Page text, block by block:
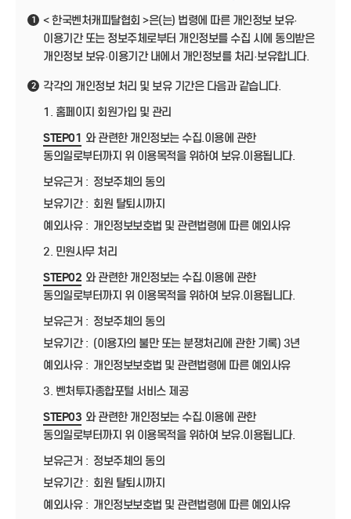
1
< 한국벤처캐피탈협회 >은(는) 법령에 따른 개인정보 보유·
이용기간 또는 정보주체로부터 개인정보를 수집 시에 동의받은
개인정보 보유·이용기간 내에서 개인정보를 처리·보유합니다.
2
각각의 개인정보 처리 및 보유 기간은 다음과 같습니다.
1. 홈페이지 회원가입 및 관리
STEP01 와 관련한 개인정보는 수집.이용에 관한
동의일로부터까지 위 이용목적을 위하여 보유.이용됩니다.
보유근거 : 정보주체의 동의
보유기간 : 회원 탈퇴시까지
예외사유 : 개인정보보호법 및 관련법령에 따른 예외사유
2. 민원사무 처리
STEP02 와 관련한 개인정보는 수집.이용에 관한
동의일로부터까지 위 이용목적을 위하여 보유.이용됩니다.
보유근거 : 정보주체의 동의
보유기간 : (이용자의 불만 또는 분쟁처리에 관한 기록) 3년
예외사유 : 개인정보보호법 및 관련법령에 따른 예외사유
3. 벤처투자종합포털 서비스 제공
STEP03 와 관련한 개인정보는 수집.이용에 관한
동의일로부터까지 위 이용목적을 위하여 보유.이용됩니다.
보유근거 : 정보주체의 동의
보유기간 : 회원 탈퇴시까지
예외사유 : 개인정보보호법 및 관련법령에 따른 예외사유